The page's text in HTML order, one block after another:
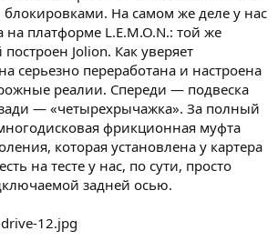
На самом же деле у нас
платформе L.E.M.O.N.: той же
Jolion. Как уверяет
серьезно переработана и настроена
реалии. Спереди — подвеска
— «четырехрычажка». За полный
фрикционная муфта
которая установлена у картера
на тесте у нас, по сути, просто
задней осью.